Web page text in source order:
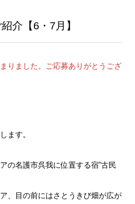
介【6・7月】
りました。ご応募ありがとうござ
ます。
の名護市呉我に位置する宿”古民
、目の前にはさとうきび畑が広が